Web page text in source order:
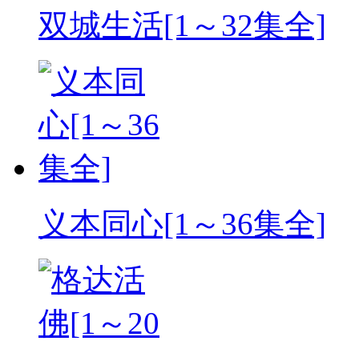
双城生活[1～32集全]
义本同心[1～36集全]